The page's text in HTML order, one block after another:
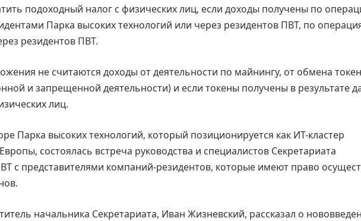
подоходный налог с физических лиц, если доходы получены по
Парка высоких технологий или через резидентов ПВТ, по
резидентов ПВТ.
не считаются доходы от деятельности по майнингу, от обмена
и запрещенной деятельности) и если токены получены в результате
лиц.
Парка высоких технологий, который позиционируется как ИТ-кластер
состоялась встреча руководства и специалистов Секретариата
с представителями компаний-резидентов, которые имеют право
начальника Секретариата, Иван Жизневский, рассказал о